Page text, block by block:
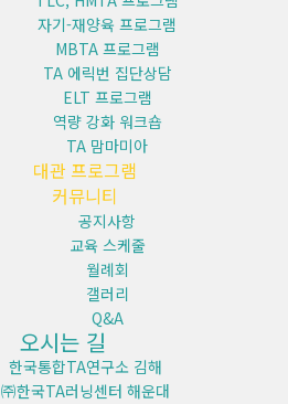
자기-재양육 프로그램
MBTA 프로그램
TA 에릭번 집단상담
ELT 프로그램
역량 강화 워크숍
TA 맘마미아
대관 프로그램
커뮤니티
공지사항
교육 스케줄
월례회
갤러리
Q&A
오시는 길
한국통합TA연구소 김해
㈜한국TA러닝센터 해운대